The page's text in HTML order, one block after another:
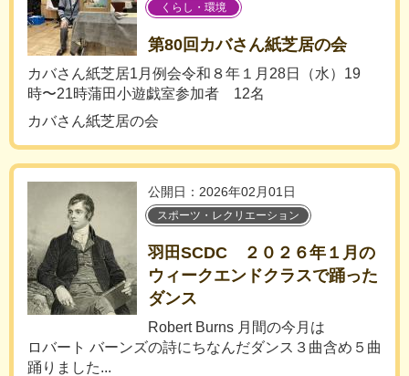
くらし・環境
第80回カバさん紙芝居の会
カバさん紙芝居1月例会令和８年１月28日（水）19
時〜21時蒲田小遊戯室参加者 12名
カバさん紙芝居の会
公開日：2026年02月01日
スポーツ・レクリエーション
羽田SCDC ２０２６年１月の
ウィークエンドクラスで踊った
ダンス
Robert Burns 月間の今月は
ロバート バーンズの詩にちなんだダンス３曲含め５曲
踊りました...